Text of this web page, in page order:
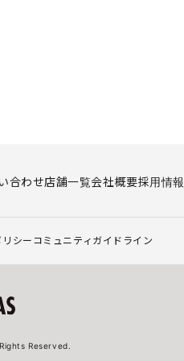
合わせ店舗一覧会社概要採用情報
シー コミュニティガイドライン
Reserved.